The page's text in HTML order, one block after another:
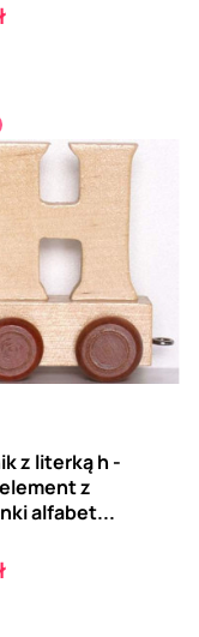
z literką h -
z
alfabet...